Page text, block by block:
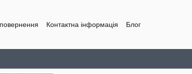
Контактна інформація Блог